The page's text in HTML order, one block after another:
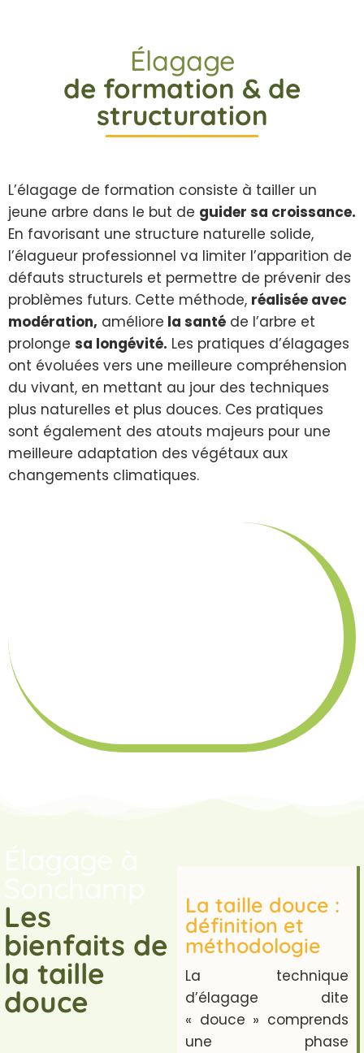
Élagage
de formation & de
structuration
L’élagage de formation consiste à tailler un
jeune arbre dans le but de guider sa croissance.
En favorisant une structure naturelle solide,
l’élagueur professionnel va limiter l’apparition de
défauts structurels et permettre de prévenir des
problèmes futurs. Cette méthode, réalisée avec
modération, améliore la santé de l’arbre et
prolonge sa longévité. Les pratiques d’élagages
ont évoluées vers une meilleure compréhension
du vivant, en mettant au jour des techniques
plus naturelles et plus douces. Ces pratiques
sont également des atouts majeurs pour une
meilleure adaptation des végétaux aux
changements climatiques.
Les
bienfaits de
la taille
douce
La taille douce :
définition et
méthodologie
La technique
d’élagage dite
« douce » comprends
une phase